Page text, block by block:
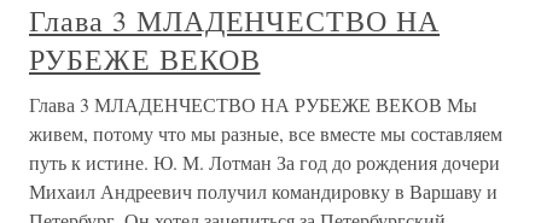
Глава 3 МЛАДЕНЧЕСТВО НА
РУБЕЖЕ ВЕКОВ
Глава 3 МЛАДЕНЧЕСТВО НА РУБЕЖЕ ВЕКОВ Мы
живем, потому что мы разные, все вместе мы составляем
путь к истине. Ю. М. Лотман За год до рождения дочери
Михаил Андреевич получил командировку в Варшаву и